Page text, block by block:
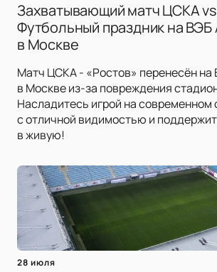
Захватывающий матч ЦСКА
Футбольный праздник на
в Москве
Матч ЦСКА - «Ростов» перенесён на
в Москве из-за повреждения
Насладитесь игрой на современном
с отличной видимостью и
в живую!
28 июля